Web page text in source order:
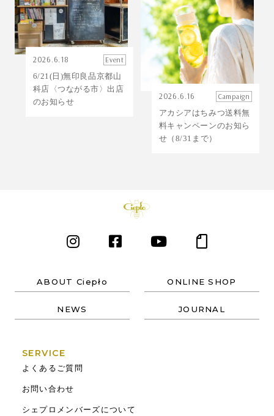
2026.6.18
Event
6/21(日)無印良品京都山
科店〈つながる市〉出店
のお知らせ
2026.6.16
Campaign
アカシアはちみつ送料無
料キャンペーンのお知ら
せ（8/31まで）
ABOUT Ciepło ONLINE SHOP
NEWS JOURNAL
SERVICE
よくあるご質問
お問い合わせ
シェプロメンバーズについて